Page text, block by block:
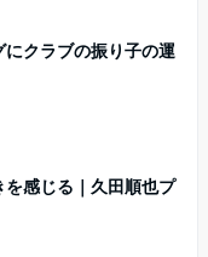
にクラブの振り子の運
を感じる｜久田順也プ